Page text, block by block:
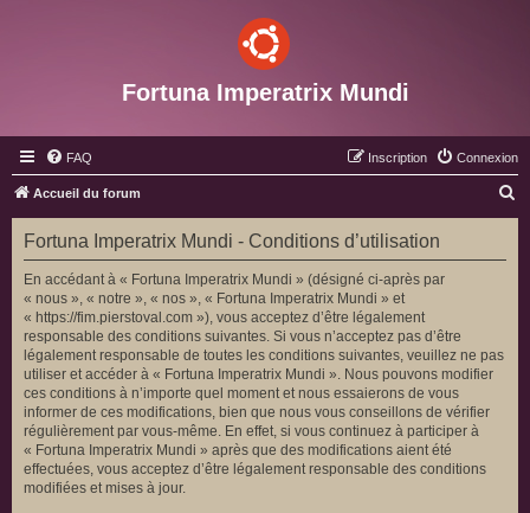
Fortuna Imperatrix Mundi
FAQ Connexion
Inscription
Accueil du forum
e
Fortuna Imperatrix Mundi - Conditions d’utilisation
En accédant à « Fortuna Imperatrix Mundi » (désigné ci-après par
« nous », « notre », « nos », « Fortuna Imperatrix Mundi » et
« https://fim.pierstoval.com »), vous acceptez d’être légalement
responsable des conditions suivantes. Si vous n’acceptez pas d’être
légalement responsable de toutes les conditions suivantes, veuillez ne pas
utiliser et accéder à « Fortuna Imperatrix Mundi ». Nous pouvons modifier
ces conditions à n’importe quel moment et nous essaierons de vous
informer de ces modifications, bien que nous vous conseillons de vérifier
régulièrement par vous-même. En effet, si vous continuez à participer à
« Fortuna Imperatrix Mundi » après que des modifications aient été
effectuées, vous acceptez d’être légalement responsable des conditions
modifiées et mises à jour.